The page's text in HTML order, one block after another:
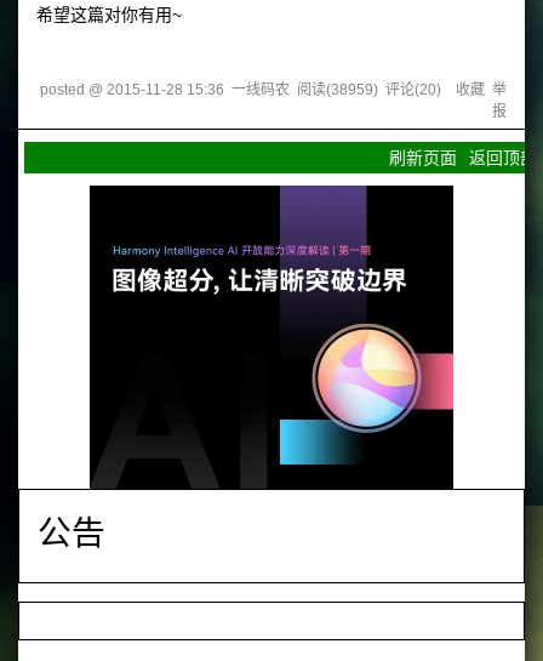
希望这篇对你有用~
posted @ 2015-11-28 15:36 一线码农 阅读(38959) 评论(20) 收藏 举
报
刷新页面 返回顶部
公告